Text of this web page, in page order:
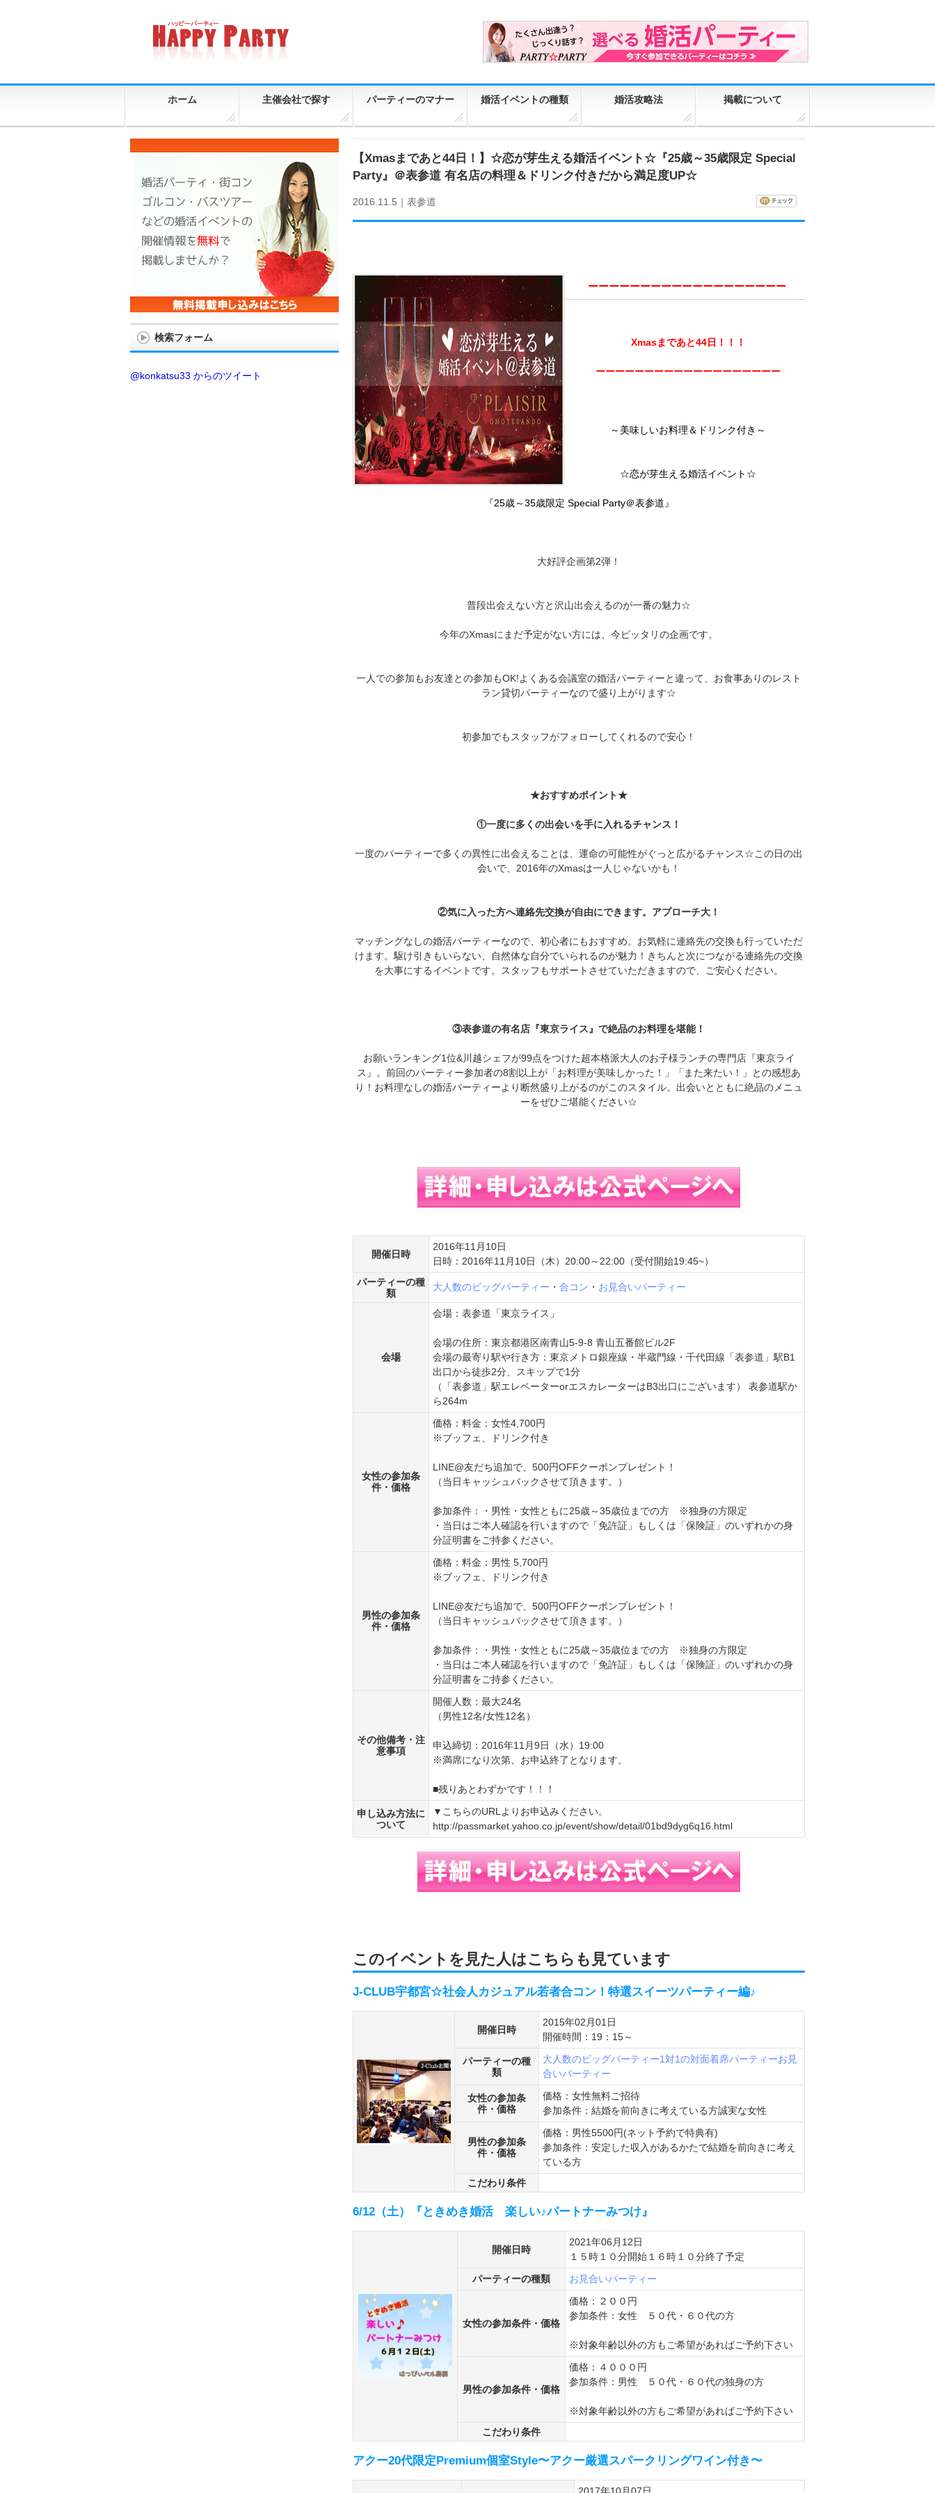
ホーム 主催会社で探す パーティーのマナー 婚活イベントの種類 婚活攻略法 掲載について
【Xmasまであと44日！】☆恋が芽生える婚活イベント☆『25歳～35歳限定 Special
Party』＠表参道 有名店の料理＆ドリンク付きだから満足度UP☆
2016.11.5｜ 表参道
ーーーーーーーーーーーーーーーーーーー
Xmasまであと44日！！！
ーーーーーーーーーーーーーーーーーーー
～美味しいお料理＆ドリンク付き～
☆恋が芽生える婚活イベント☆
『25歳～35歳限定 Special Party＠表参道』
大好評企画第2弾！
普段出会えない方と沢山出会えるのが一番の魅力☆
今年のXmasにまだ予定がない方には、今ピッタリの企画です。
一人での参加もお友達との参加もOK!よくある会議室の婚活パーティーと違って、お食事ありのレスト
ラン貸切パーティーなので盛り上がります☆
初参加でもスタッフがフォローしてくれるので安心！
★おすすめポイント★
①一度に多くの出会いを手に入れるチャンス！
一度のパーティーで多くの異性に出会えることは、運命の可能性がぐっと広がるチャンス☆この日の出
会いで、2016年のXmasは一人じゃないかも！
②気に入った方へ連絡先交換が自由にできます。アプローチ大！
マッチングなしの婚活パーティーなので、初心者にもおすすめ。お気軽に連絡先の交換も行っていただ
けます。駆け引きもいらない、自然体な自分でいられるのが魅力！きちんと次につながる連絡先の交換
を大事にするイベントです。スタッフもサポートさせていただきますので、ご安心ください。
③表参道の有名店『東京ライス』で絶品のお料理を堪能！
お願いランキング1位&川越シェフが99点をつけた超本格派大人のお子様ランチの専門店『東京ライ
ス』。前回のパーティー参加者の8割以上が「お料理が美味しかった！」「また来たい！」との感想あ
り！お料理なしの婚活パーティーより断然盛り上がるのがこのスタイル。出会いとともに絶品のメニュ
ーをぜひご堪能ください☆
開催日時
2016年11月10日
日時：2016年11月10日（木）20:00～22:00（受付開始19:45~）
パーティーの種
類
大人数のビッグパーティー ・ 合コン ・ お見合いパーティー
会場
会場：表参道「東京ライス」
会場の住所：東京都港区南青山5-9-8 青山五番館ビル2F
会場の最寄り駅や行き方：東京メトロ銀座線・半蔵門線・千代田線「表参道」駅B1
出口から徒歩2分、スキップで1分
（「表参道」駅エレベーターorエスカレーターはB3出口にございます） 表参道駅か
ら264m
女性の参加条
件・価格
価格：料金：女性4,700円
※ブッフェ、ドリンク付き
LINE@友だち追加で、500円OFFクーポンプレゼント！
（当日キャッシュバックさせて頂きます。）
参加条件：・男性・女性ともに25歳～35歳位までの方 ※独身の方限定
・当日はご本人確認を行いますので「免許証」もしくは「保険証」のいずれかの身
分証明書をご持参ください。
男性の参加条
件・価格
価格：料金：男性 5,700円
※ブッフェ、ドリンク付き
LINE@友だち追加で、500円OFFクーポンプレゼント！
（当日キャッシュバックさせて頂きます。）
参加条件：・男性・女性ともに25歳～35歳位までの方 ※独身の方限定
・当日はご本人確認を行いますので「免許証」もしくは「保険証」のいずれかの身
分証明書をご持参ください。
その他備考・注
意事項
開催人数：最大24名
（男性12名/女性12名）
申込締切：2016年11月9日（水）19:00
※満席になり次第、お申込終了となります。
■残りあとわずかです！！！
申し込み方法に
ついて
▼こちらのURLよりお申込みください。
http://passmarket.yahoo.co.jp/event/show/detail/01bd9dyg6q16.html
このイベントを見た人はこちらも見ています
J-CLUB宇都宮☆社会人カジュアル若者合コン！特選スイーツパーティー編♪
開催日時
2015年02月01日
開催時間：19：15～
パーティーの種
類
大人数のビッグパーティー1対1の対面着席パーティーお見
合いパーティー
女性の参加条
件・価格
価格：女性無料ご招待
参加条件：結婚を前向きに考えている方誠実な女性
男性の参加条
件・価格
価格：男性5500円(ネット予約で特典有)
参加条件：安定した収入があるかたで結婚を前向きに考え
ている方
こだわり条件
6/12（土）『ときめき婚活 楽しい♪パートナーみつけ』
開催日時
2021年06月12日
１５時１０分開始１６時１０分終了予定
パーティーの種類
お見合いパーティー
女性の参加条件・価格
価格：２００円
参加条件：女性 ５０代・６０代の方
※対象年齢以外の方もご希望があればご予約下さい
男性の参加条件・価格
価格：４０００円
参加条件：男性 ５０代・６０代の独身の方
※対象年齢以外の方もご希望があればご予約下さい
こだわり条件
アクー20代限定Premium個室Style〜アクー厳選スパークリングワイン付き〜
検索フォーム
@konkatsu33 からのツイート